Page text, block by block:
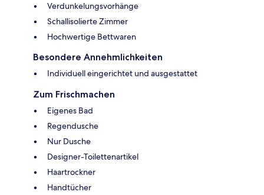
Verdunkelungsvorhänge
Schallisolierte Zimmer
Hochwertige Bettwaren
Besondere Annehmlichkeiten
Individuell eingerichtet und ausgestattet
Zum Frischmachen
Eigenes Bad
Regendusche
Nur Dusche
Designer-Toilettenartikel
Haartrockner
Handtücher